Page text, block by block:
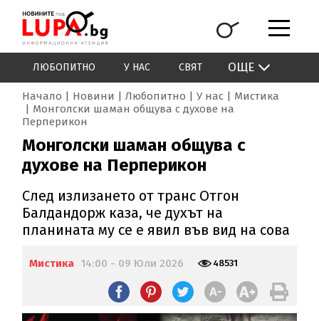
ЛЮБОПИТНО У НАС СВЯТ ОЩЕ
Начало Новини Любопитно У нас
Мистика
Монголски шаман общува с духове на
Перперикон
Монголски шаман общува с
духове на Перперикон
След излизането от транс Отгон
Балдандорж каза, че духът на
планината му се е явил във вид на сова
Мистика 14:00 - 09 Юли 2026 48531